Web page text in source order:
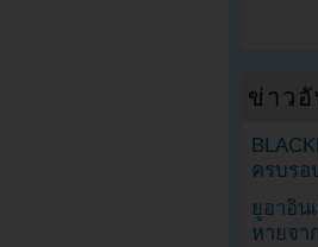
ข่าวอั
ครบรอ
ยูอาอิน
หายจา